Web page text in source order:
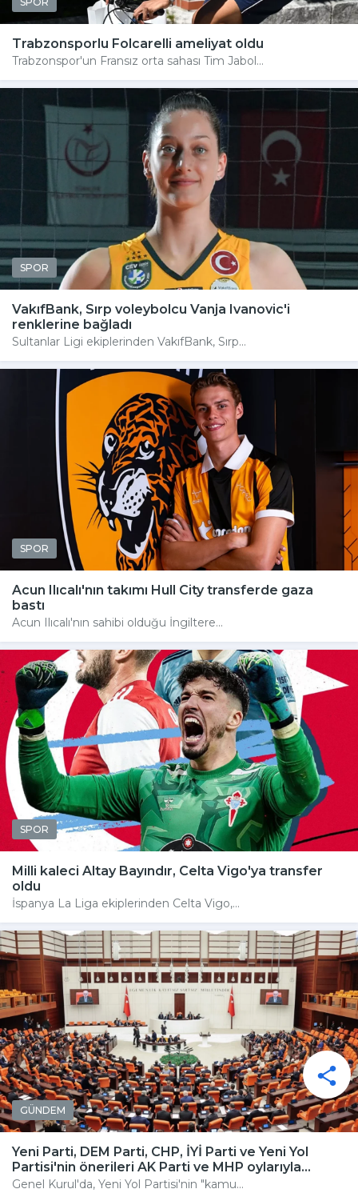
Trabzonsporlu Folcarelli ameliyat oldu
Trabzonspor'un Fransız orta sahası Tim Jabol...
SPOR
VakıfBank, Sırp voleybolcu Vanja Ivanovic'i
renklerine bağladı
Sultanlar Ligi ekiplerinden VakıfBank, Sırp...
SPOR
Acun Ilıcalı'nın takımı Hull City transferde gaza
bastı
Acun Ilıcalı'nın sahibi olduğu İngiltere...
SPOR
Milli kaleci Altay Bayındır, Celta Vigo'ya transfer
oldu
İspanya La Liga ekiplerinden Celta Vigo,...
GÜNDEM
Yeni Parti, DEM Parti, CHP, İYİ Parti ve Yeni Yol
Partisi'nin önerileri AK Parti ve MHP oylarıyla...
Genel Kurul'da, Yeni Yol Partisi'nin "kamu...